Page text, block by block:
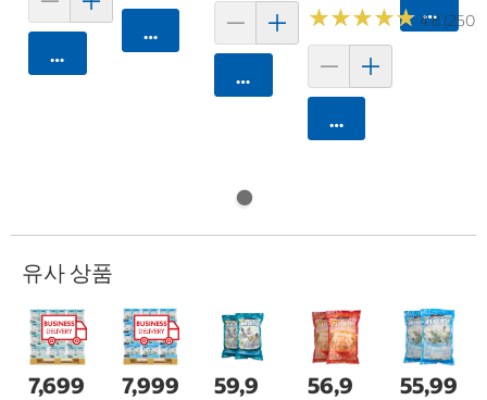
카트에 담기
카트에 담기
카트에 담기
★★★★★
★★★★★ 4.8 (250)
카트에 담기
카트에
유사 상품
7,699
7,999
59,9
56,9
55,99